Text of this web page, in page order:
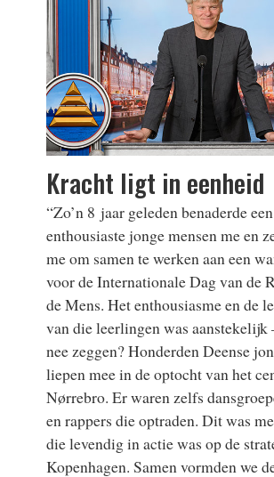
Kracht ligt in eenheid
“Zo’n 8 jaar geleden benaderde
enthousiaste jonge mensen me en
me om samen te werken aan een
voor de Internationale Dag van de
de Mens. Het enthousiasme en de
van die leerlingen was aanstekelijk
nee zeggen? Honderden Deense
liepen mee in de optocht van het
Nørrebro. Er waren zelfs
en rappers die optraden. Dit was
die levendig in actie was op de
Kopenhagen. Samen vormden we